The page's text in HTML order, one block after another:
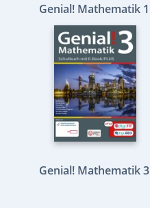
Genial! Mathematik 1
Genial! Mathematik 3